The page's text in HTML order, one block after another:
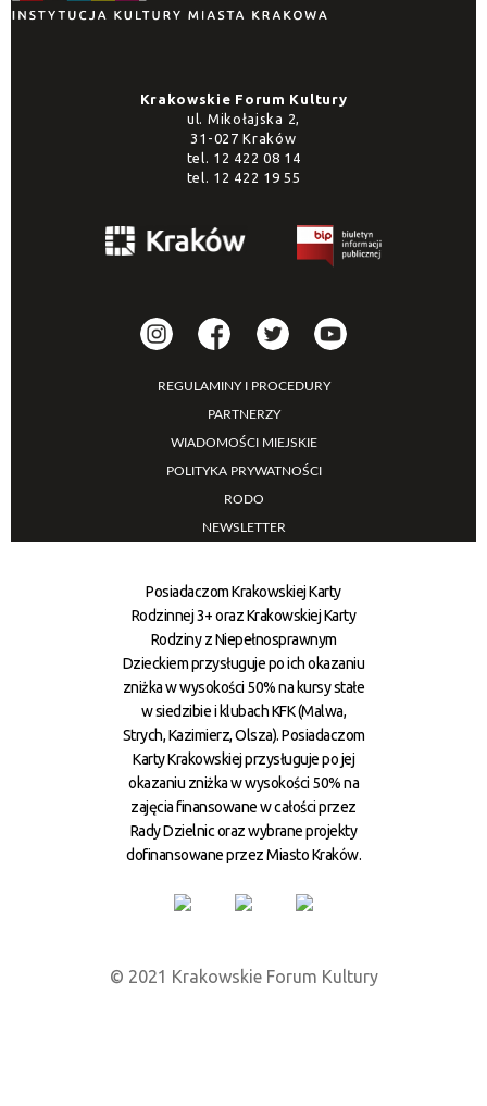
Krakowskie Forum Kultury
ul. Mikołajska 2,
31-027 Kraków
tel. 12 422 08 14
tel. 12 422 19 55
REGULAMINY I PROCEDURY
PARTNERZY
WIADOMOŚCI MIEJSKIE
POLITYKA PRYWATNOŚCI
RODO
NEWSLETTER
Posiadaczom Krakowskiej Karty
Rodzinnej 3+ oraz Krakowskiej Karty
Rodziny z Niepełnosprawnym
Dzieckiem przysługuje po ich okazaniu
zniżka w wysokości 50% na kursy stałe
w siedzibie i klubach KFK (Malwa,
Strych, Kazimierz, Olsza). Posiadaczom
Karty Krakowskiej przysługuje po jej
okazaniu zniżka w wysokości 50% na
zajęcia finansowane w całości przez
Rady Dzielnic oraz wybrane projekty
dofinansowane przez Miasto Kraków.
© 2021 Krakowskie Forum Kultury